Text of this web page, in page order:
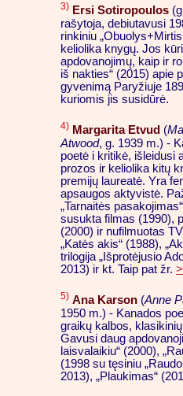
3) Ersi Sotiropoulos
rašytoja, debiutavusi
rinkiniu
keliolika knygų. Jos
apdovanojimų, kaip ir
iš nakties“ (2015) apie
gyvenimą Paryžiuje
kuriomis jis susidūrė.
4) Margarita Etvud (
Atwood, g. 1939 m.) -
poetė i kritikė, išleidusi
prozos ir keliolika kitų
premijų laureatė. Yra
apsaugos aktyvistė.
„Tarnaitės
susukta filmas (1990),
(2000) ir nufilmuotas
„Katės akis“ (1988),
trilogija „Išprotėjusio
2013) ir kt. Taip pat žr.
5) Ana Karson (Anne
1950 m.) - Kanados
graikų kalbos,
Gavusi daug
laisvalaikiu“ (2000),
(1998 su tęsiniu
2013), „Plaukimas“